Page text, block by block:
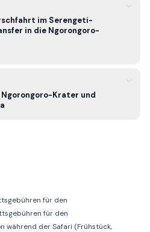
im Serengeti-
in die Ngorongoro-
Krater und
für den
für den
während der Safari (Frühstück,